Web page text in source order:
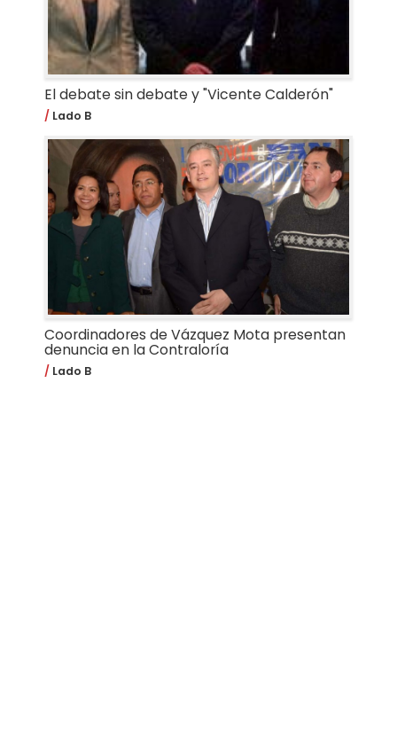
El debate sin debate y "Vicente Calderón"
Lado B
Coordinadores de Vázquez Mota presentan
denuncia en la Contraloría
Lado B